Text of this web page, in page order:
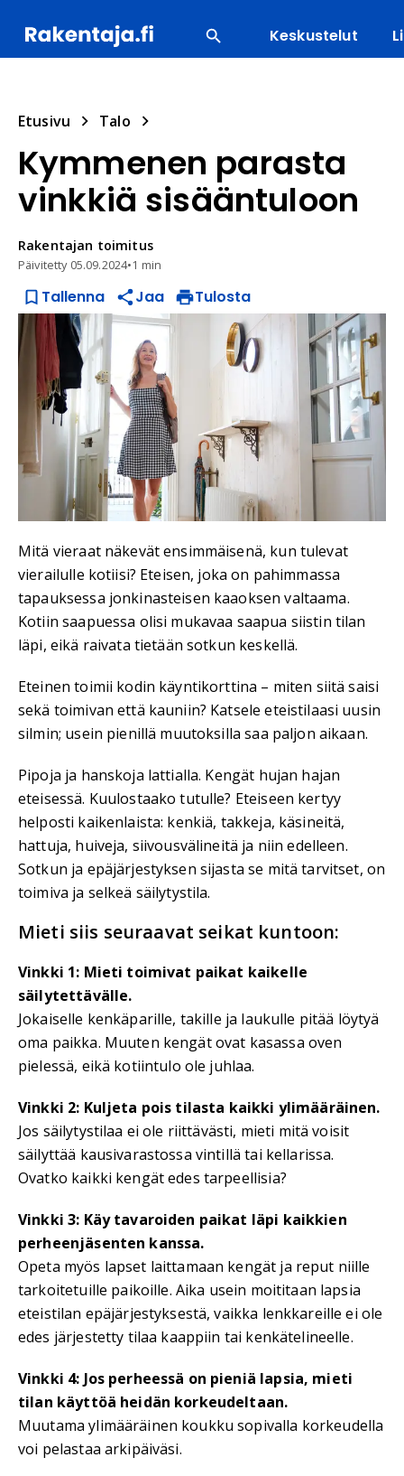
Keskustelut
Etusivu Talo
Kymmenen parasta
vinkkiä sisääntuloon
Rakentajan toimitus
Päivitetty 05.09.2024•1 min
Tallenna Jaa Tulosta
Mitä vieraat näkevät ensimmäisenä, kun tulevat
vierailulle kotiisi? Eteisen, joka on pahimmassa
tapauksessa jonkinasteisen kaaoksen valtaama.
Kotiin saapuessa olisi mukavaa saapua siistin tilan
läpi, eikä raivata tietään sotkun keskellä.
Eteinen toimii kodin käyntikorttina – miten siitä saisi
sekä toimivan että kauniin? Katsele eteistilaasi uusin
silmin; usein pienillä muutoksilla saa paljon aikaan.
Pipoja ja hanskoja lattialla. Kengät hujan hajan
eteisessä. Kuulostaako tutulle? Eteiseen kertyy
helposti kaikenlaista: kenkiä, takkeja, käsineitä,
hattuja, huiveja, siivousvälineitä ja niin edelleen.
Sotkun ja epäjärjestyksen sijasta se mitä tarvitset, on
toimiva ja selkeä säilytystila.
Mieti siis seuraavat seikat kuntoon:
Vinkki 1: Mieti toimivat paikat kaikelle
säilytettävälle.
Jokaiselle kenkäparille, takille ja laukulle pitää löytyä
oma paikka. Muuten kengät ovat kasassa oven
pielessä, eikä kotiintulo ole juhlaa.
Vinkki 2: Kuljeta pois tilasta kaikki ylimääräinen.
Jos säilytystilaa ei ole riittävästi, mieti mitä voisit
säilyttää kausivarastossa vintillä tai kellarissa.
Ovatko kaikki kengät edes tarpeellisia?
Vinkki 3: Käy tavaroiden paikat läpi kaikkien
perheenjäsenten kanssa.
Opeta myös lapset laittamaan kengät ja reput niille
tarkoitetuille paikoille. Aika usein moititaan lapsia
eteistilan epäjärjestyksestä, vaikka lenkkareille ei ole
edes järjestetty tilaa kaappiin tai kenkätelineelle.
Vinkki 4: Jos perheessä on pieniä lapsia, mieti
tilan käyttöä heidän korkeudeltaan.
Muutama ylimääräinen koukku sopivalla korkeudella
voi pelastaa arkipäiväsi.